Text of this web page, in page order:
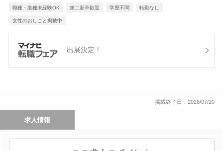
職種・業種未経験OK 第二新卒歓迎 学歴不問 転勤なし
女性のおしごと掲載中
出展決定！
掲載終了日：2026/07/20
求人情報